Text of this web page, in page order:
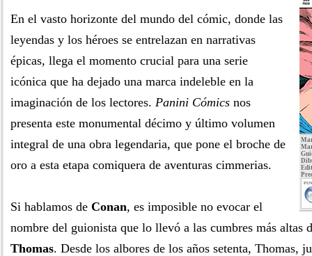
En el vasto horizonte del mundo del cómic, donde las
leyendas y los héroes se entrelazan en narrativas
épicas, llega el momento crucial para una serie
icónica que ha dejado una marca indeleble en la
imaginación de los lectores. Panini Cómics nos
presenta este monumental décimo y último volumen
integral de una obra legendaria, que pone el broche de
oro a esta etapa comiquera de aventuras cimmerias.
Si hablamos de Conan, es imposible no evocar el
nombre del guionista que lo llevó a las cumbres más altas
Thomas. Desde los albores de los años setenta, Thomas,